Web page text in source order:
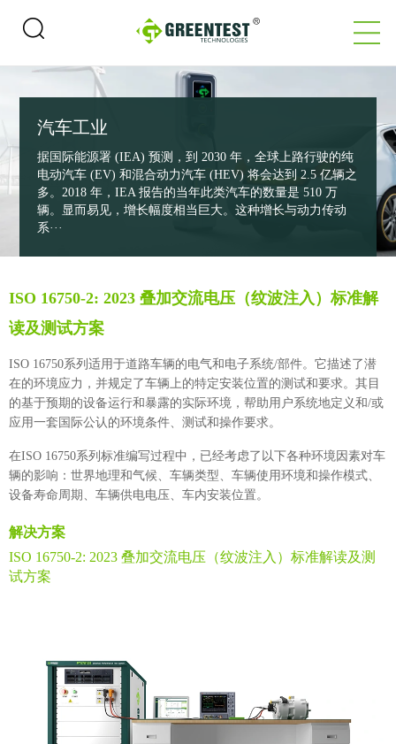
汽车工业
据国际能源署 (IEA) 预测，到 2030 年，全球上路行驶的纯
电动汽车 (EV) 和混合动力汽车 (HEV) 将会达到 2.5 亿辆之
多。2018 年，IEA 报告的当年此类汽车的数量是 510 万
辆。显而易见，增长幅度相当巨大。这种增长与动力传动
系···
ISO 16750-2: 2023 叠加交流电压（纹波注入）标准解
读及测试方案
ISO 16750系列适用于道路车辆的电气和电子系统/部件。它描述了潜
在的环境应力，并规定了车辆上的特定安装位置的测试和要求。其目
的基于预期的设备运行和暴露的实际环境，帮助用户系统地定义和/或
应用一套国际公认的环境条件、测试和操作要求。
在ISO 16750系列标准编写过程中，已经考虑了以下各种环境因素对车
辆的影响：世界地理和气候、车辆类型、车辆使用环境和操作模式、
设备寿命周期、车辆供电电压、车内安装位置。
解决方案
ISO 16750-2: 2023 叠加交流电压（纹波注入）标准解读及测
试方案